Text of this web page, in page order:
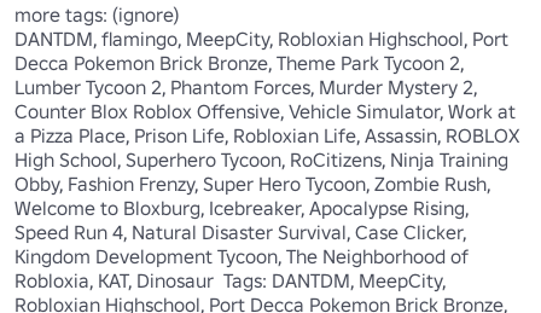
more tags: (ignore)
DANTDM, flamingo, MeepCity, Robloxian Highschool, Port
Decca Pokemon Brick Bronze, Theme Park Tycoon 2,
Lumber Tycoon 2, Phantom Forces, Murder Mystery 2,
Counter Blox Roblox Offensive, Vehicle Simulator, Work at
a Pizza Place, Prison Life, Robloxian Life, Assassin, ROBLOX
High School, Superhero Tycoon, RoCitizens, Ninja Training
Obby, Fashion Frenzy, Super Hero Tycoon, Zombie Rush,
Welcome to Bloxburg, Icebreaker, Apocalypse Rising,
Speed Run 4, Natural Disaster Survival, Case Clicker,
Kingdom Development Tycoon, The Neighborhood of
Robloxia, KAT, Dinosaur  Tags: DANTDM, MeepCity,
Robloxian Highschool, Port Decca Pokemon Brick Bronze,